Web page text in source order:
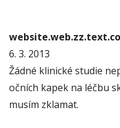
6. 3. 2013
Žádné klinické studie
očních kapek na léčbu
musím zklamat.